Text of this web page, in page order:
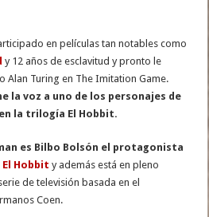
en películas tan notables como
y 12 años de esclavitud y pronto le
Alan Turing en The Imitation Game.
la voz a uno de los personajes de
la trilogía El Hobbit.
es Bilbo Bolsón el protagonista
El Hobbit y además está en pleno
de televisión basada en el
Coen.